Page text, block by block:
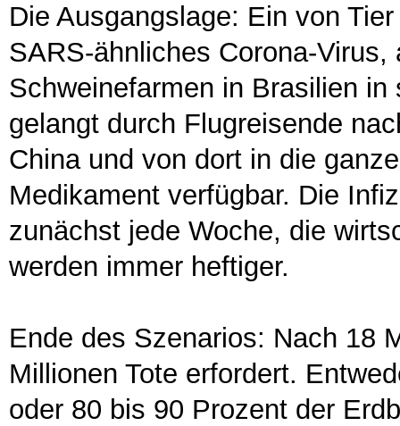
Die Ausgangslage: Ein von
SARS-ähnliches Corona-
Schweinefarmen in Brasilien
gelangt durch Flugreisende
China und von dort in die
Medikament verfügbar. Die
zunächst jede Woche, die
werden immer heftiger.
Ende des Szenarios: Nach 18
Millionen Tote erfordert.
oder 80 bis 90 Prozent der